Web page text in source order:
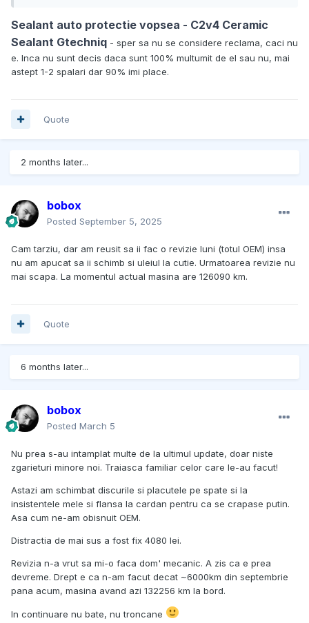
Sealant auto protectie vopsea - C2v4 Ceramic
Sealant Gtechniq - sper sa nu se considere reclama, caci nu
e. Inca nu sunt decis daca sunt 100% multumit de el sau nu, mai
astept 1-2 spalari dar 90% imi place.
Quote
2 months later...
bobox
Posted September 5, 2025
Cam tarziu, dar am reusit sa ii fac o revizie luni (totul OEM) insa
nu am apucat sa ii schimb si uleiul la cutie. Urmatoarea revizie nu
mai scapa. La momentul actual masina are 126090 km.
Quote
6 months later...
bobox
Posted March 5
Nu prea s-au intamplat multe de la ultimul update, doar niste
zgarieturi minore noi. Traiasca familiar celor care le-au facut!
Astazi am schimbat discurile si placutele pe spate si la
insistentele mele si flansa la cardan pentru ca se crapase putin.
Asa cum ne-am obisnuit OEM.
Distractia de mai sus a fost fix 4080 lei.
Revizia n-a vrut sa mi-o faca dom' mecanic. A zis ca e prea
devreme. Drept e ca n-am facut decat ~6000km din septembrie
pana acum, masina avand azi 132256 km la bord.
In continuare nu bate, nu troncane